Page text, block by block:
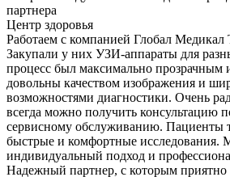
партнера
Центр здоровья
Работаем с компанией Глобал Медикал
Закупали у них УЗИ-аппараты для
процесс был максимально прозрачным
довольны качеством изображения и
возможностями диагностики. Очень
всегда можно получить консультацию
сервисному обслуживанию. Пациенты
быстрые и комфортные
индивидуальный подход и
Надежный партнер, с которым приятно